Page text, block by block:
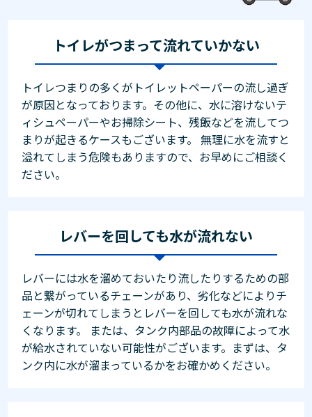
トイレがつまって流れていかない
トイレつまりの多くがトイレットペーパーの流し過ぎ
が原因となっております。その他に、水に溶けないテ
ィシュペーパーやお掃除シート、残飯などを流してつ
まりが起きるケースもございます。 無理に水を流すと
溢れてしまう危険もありますので、お早めにご相談く
ださい。
レバーを回しても水が流れない
レバーには水を溜めておいたり流したりするための部
品と繋がっているチェーンがあり、劣化などによりチ
ェーンが切れてしまうとレバーを回しても水が流れな
くなります。 または、タンク内部品の故障によって水
が給水されていない可能性がございます。まずは、タ
ンク内に水が溜まっているかをお確かめください。